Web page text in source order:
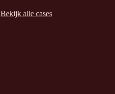
Bekijk alle cases